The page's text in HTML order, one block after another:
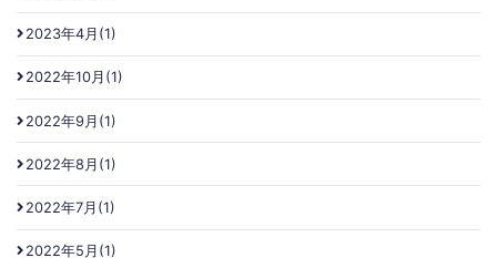
2023年4月(1)
2022年10月(1)
2022年9月(1)
2022年8月(1)
2022年7月(1)
2022年5月(1)